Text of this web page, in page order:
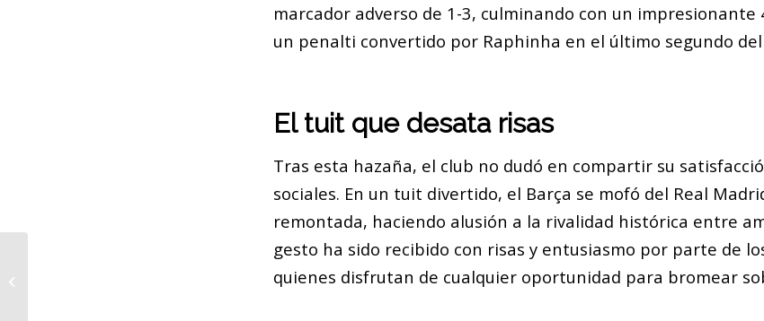
marcador adverso de 1-3, culminando con un impresionante
un penalti convertido por Raphinha en el último segundo
El tuit que desata risas
Tras esta hazaña, el club no dudó en compartir su
sociales. En un tuit divertido, el Barça se mofó del Real
remontada, haciendo alusión a la rivalidad histórica entre
gesto ha sido recibido con risas y entusiasmo por parte de
quienes disfrutan de cualquier oportunidad para bromear